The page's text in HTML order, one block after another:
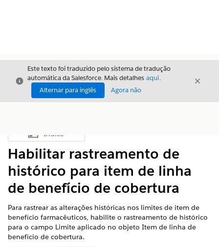
Fechar
Este texto foi traduzido pelo sistema de tradução
automática da Salesforce. Mais detalhes aqui.
Alternar para inglês
Agora não
Fechar
Mostrar índice
Índice
Habilitar rastreamento de
histórico para item de linha
de benefício de cobertura
Para rastrear as alterações históricas nos limites de item de
benefício farmacêuticos, habilite o rastreamento de histórico
para o campo Limite aplicado no objeto Item de linha de
benefício de cobertura.